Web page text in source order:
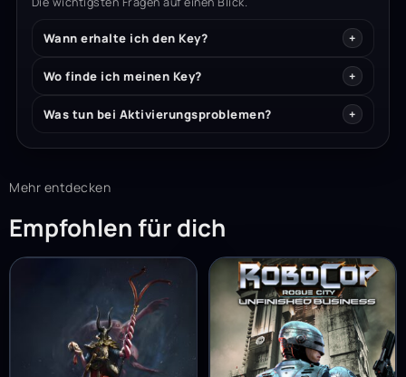
Wann erhalte ich den Key?
Wo finde ich meinen Key?
Was tun bei Aktivierungsproblemen?
Mehr entdecken
Empfohlen für dich